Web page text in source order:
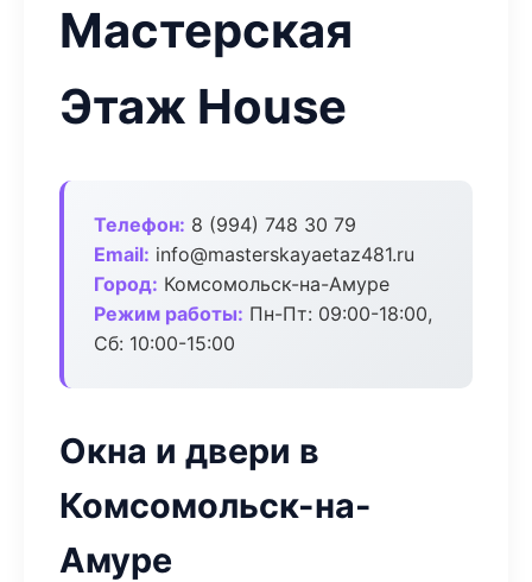
Мастерская
Этаж House
Телефон: 8 (994) 748 30 79
Email: info@masterskayaetaz481.ru
Город: Комсомольск-на-Амуре
Режим работы: Пн-Пт: 09:00-18:00,
Сб: 10:00-15:00
Окна и двери в
Комсомольск-на-
Амуре